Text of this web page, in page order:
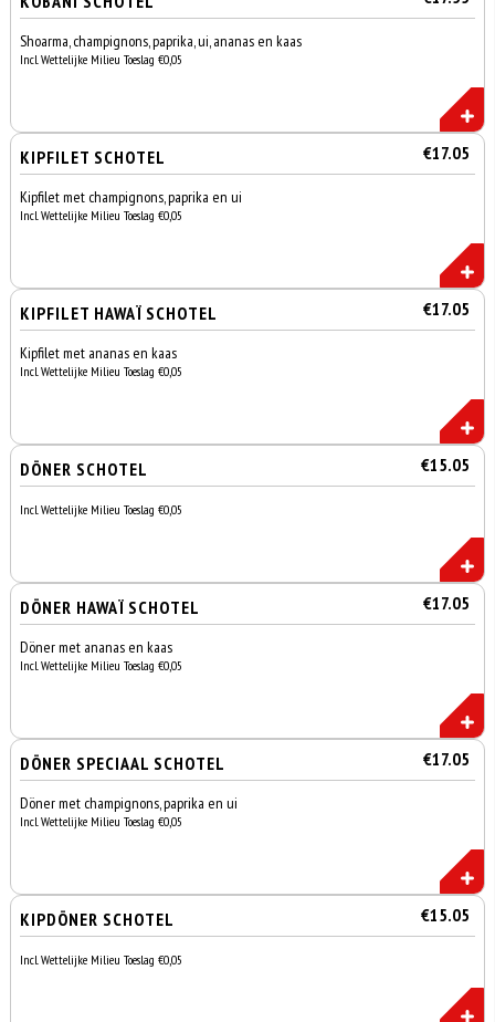
Shoarma, champignons, paprika, ui, ananas en kaas
Incl. Wettelijke Milieu Toeslag €0,05
KIPFILET SCHOTEL €17.05
Kipfilet met champignons, paprika en ui
Incl. Wettelijke Milieu Toeslag €0,05
KIPFILET HAWAÏ SCHOTEL €17.05
Kipfilet met ananas en kaas
Incl. Wettelijke Milieu Toeslag €0,05
DÖNER SCHOTEL €15.05
Incl. Wettelijke Milieu Toeslag €0,05
DÖNER HAWAÏ SCHOTEL €17.05
Döner met ananas en kaas
Incl. Wettelijke Milieu Toeslag €0,05
DÖNER SPECIAAL SCHOTEL €17.05
Döner met champignons, paprika en ui
Incl. Wettelijke Milieu Toeslag €0,05
KIPDÖNER SCHOTEL €15.05
Incl. Wettelijke Milieu Toeslag €0,05